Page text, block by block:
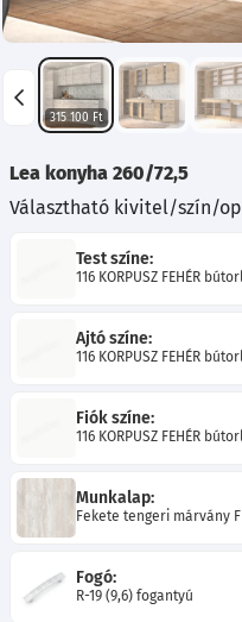
315 100 Ft
Lea konyha 260/72,5
Választható kivitel/szín/
Test színe:
116 KORPUSZ FEHÉR
Ajtó színe:
116 KORPUSZ FEHÉR
Fiók színe:
116 KORPUSZ FEHÉR
Munkalap:
Fekete tengeri márvány
Fogó:
R-19 (9,6) fogantyú